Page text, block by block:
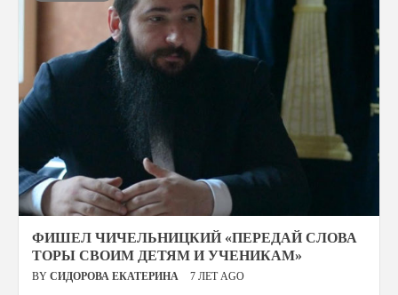
ФИШЕЛ ЧИЧЕЛЬНИЦКИЙ «ПЕРЕДАЙ СЛОВА
ТОРЫ СВОИМ ДЕТЯМ И УЧЕНИКАМ»
BY СИДОРОВА ЕКАТЕРИНА 7 ЛЕТ AGO